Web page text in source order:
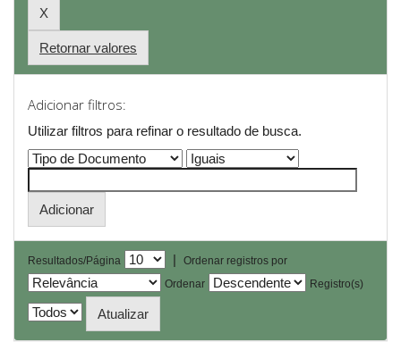
Retornar valores
Adicionar filtros:
Utilizar filtros para refinar o resultado de busca.
Resultados/Página |
Ordenar registros por
Ordenar
Registro(s)